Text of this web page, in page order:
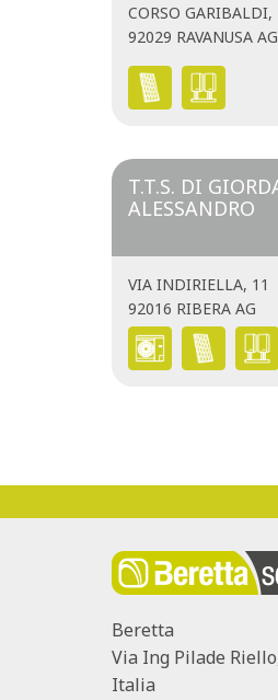
CORSO GARIBALDI,
92029 RAVANUSA AG
T.T.S. DI
ALESSANDRO
VIA INDIRIELLA, 11
92016 RIBERA AG
Beretta
Via Ing Pilade
Italia